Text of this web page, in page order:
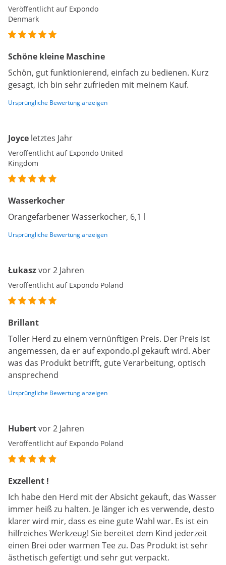
Veröffentlicht auf Expondo
Denmark
Schöne kleine Maschine
Schön, gut funktionierend, einfach zu bedienen. Kurz
gesagt, ich bin sehr zufrieden mit meinem Kauf.
Ursprüngliche Bewertung anzeigen
Joyce letztes Jahr
Veröffentlicht auf Expondo United
Kingdom
Wasserkocher
Orangefarbener Wasserkocher, 6,1 l
Ursprüngliche Bewertung anzeigen
Łukaszvor 2 Jahren
Veröffentlicht auf Expondo Poland
Brillant
Toller Herd zu einem vernünftigen Preis. Der Preis ist
angemessen, da er auf expondo.pl gekauft wird. Aber
was das Produkt betrifft, gute Verarbeitung, optisch
ansprechend
Ursprüngliche Bewertung anzeigen
Hubertvor 2 Jahren
Veröffentlicht auf Expondo Poland
Exzellent !
Ich habe den Herd mit der Absicht gekauft, das Wasser
immer heiß zu halten. Je länger ich es verwende, desto
klarer wird mir, dass es eine gute Wahl war. Es ist ein
hilfreiches Werkzeug! Sie bereitet dem Kind jederzeit
einen Brei oder warmen Tee zu. Das Produkt ist sehr
ästhetisch gefertigt und sehr gut verpackt.